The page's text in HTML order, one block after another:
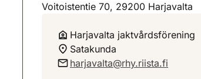
Voitoistentie 70, 29200 Harjavalta
Harjavalta jaktvårdsförening
Satakunda
harjavalta@rhy.riista.fi